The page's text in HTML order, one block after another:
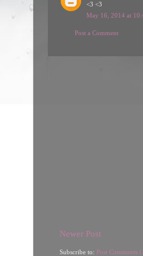
<3 <3
May 16, 2014 at
Post a Comment
Newer Post
Subscribe to: Post Comments